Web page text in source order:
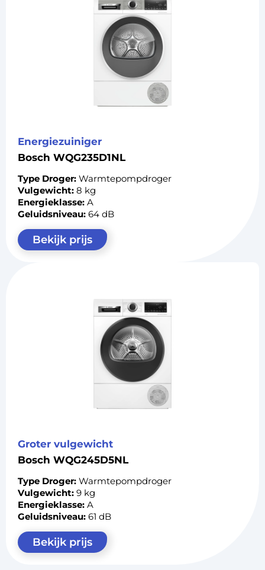
Energiezuiniger
Bosch WQG235D1NL
Type Droger: Warmtepompdroger
Vulgewicht: 8 kg
Energieklasse: A
Geluidsniveau: 64 dB
Bekijk prijs
Groter vulgewicht
Bosch WQG245D5NL
Type Droger: Warmtepompdroger
Vulgewicht: 9 kg
Energieklasse: A
Geluidsniveau: 61 dB
Bekijk prijs